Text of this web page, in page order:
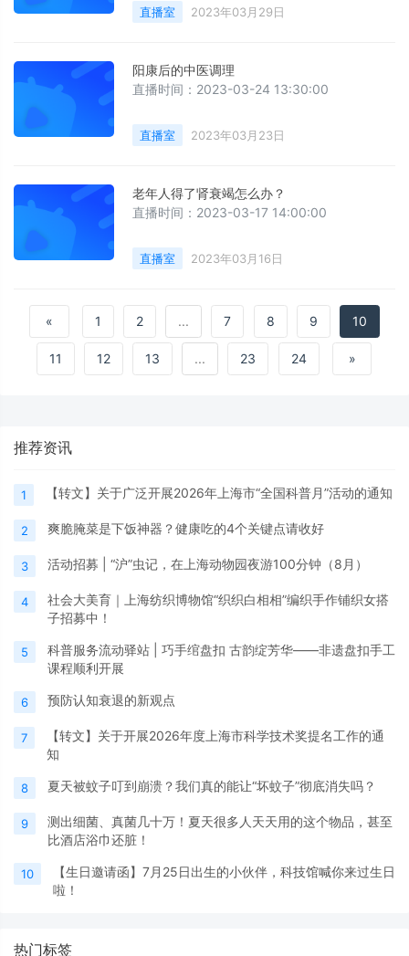
直播室 2023年03月29日
阳康后的中医调理
直播时间：2023-03-24 13:30:00
直播室 2023年03月23日
老年人得了肾衰竭怎么办？
直播时间：2023-03-17 14:00:00
直播室 2023年03月16日
« 1 2 ... 7 8 9 10
11 12 13 ... 23 24 »
推荐资讯
1 【转文】关于广泛开展2026年上海市“全国科普月”活动的通知
2 爽脆腌菜是下饭神器？健康吃的4个关键点请收好
3 活动招募 | “沪”虫记，在上海动物园夜游100分钟（8月）
4
社会大美育｜上海纺织博物馆“织织白相相”编织手作铺织女搭
子招募中！
5
科普服务流动驿站 | 巧手绾盘扣 古韵绽芳华——非遗盘扣手工
课程顺利开展
6 预防认知衰退的新观点
7
【转文】关于开展2026年度上海市科学技术奖提名工作的通
知
8 夏天被蚊子叮到崩溃？我们真的能让“坏蚊子”彻底消失吗？
9
测出细菌、真菌几十万！夏天很多人天天用的这个物品，甚至
比酒店浴巾还脏！
10
【生日邀请函】7月25日出生的小伙伴，科技馆喊你来过生日
啦！
热门标签